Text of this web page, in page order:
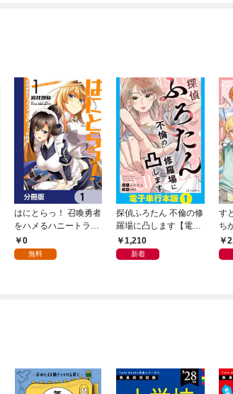
はにとらっ！ 召喚勇者
をハメるハニートラッ
プ包囲網【分冊版】
1
0
無料
探偵ふろたん 不倫の修
羅場に凸します【電子
単行本版】1
1,210
新着
す
ち